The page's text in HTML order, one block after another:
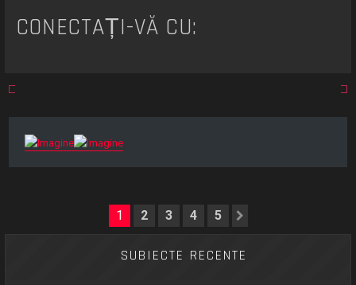
t
CONECTAȚI-VĂ CU:
1 2 3 4 5
SUBIECTE RECENTE